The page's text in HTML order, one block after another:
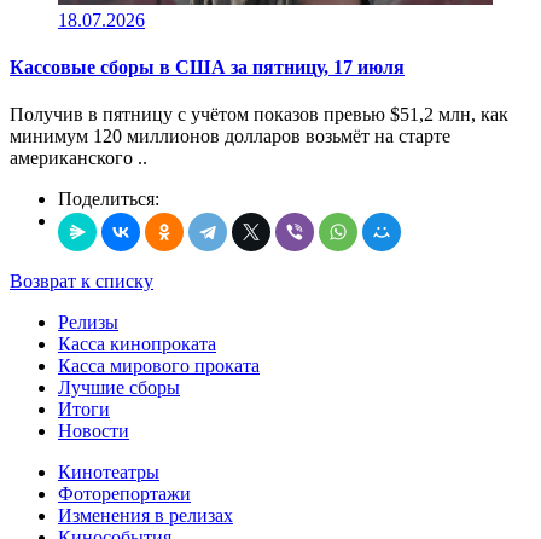
18.07.2026
Кассовые сборы в CША за пятницу, 17 июля
Получив в пятницу c учётом показов превью $51,2 млн, как
минимум 120 миллионов долларов возьмёт на старте
американского ..
Поделиться:
Возврат к списку
Релизы
Касса кинопроката
Касса мирового проката
Лучшие сборы
Итоги
Новости
Кинотеатры
Фоторепортажи
Изменения в релизах